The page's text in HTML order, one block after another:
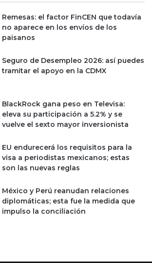
Remesas: el factor FinCEN que todavía
no aparece en los envíos de los
paisanos
Seguro de Desempleo 2026: así puedes
tramitar el apoyo en la CDMX
BlackRock gana peso en Televisa:
eleva su participación a 5.2% y se
vuelve el sexto mayor inversionista
EU endurecerá los requisitos para la
visa a periodistas mexicanos; estas
son las nuevas reglas
México y Perú reanudan relaciones
diplomáticas; esta fue la medida que
impulso la conciliación